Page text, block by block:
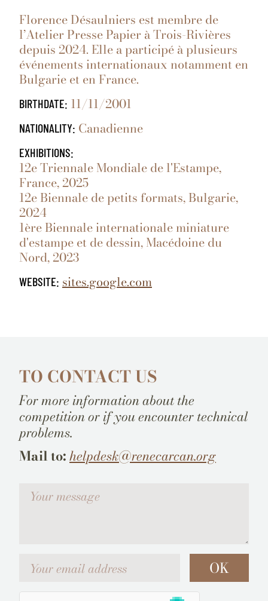
Florence Désaulniers est membre de
l’Atelier Presse Papier à Trois-Rivières
depuis 2024. Elle a participé à plusieurs
événements internationaux notamment en
Bulgarie et en France.
BIRTHDATE: 11/11/2001
NATIONALITY: Canadienne
EXHIBITIONS:
12e Triennale Mondiale de l'Estampe,
France, 2025
12e Biennale de petits formats, Bulgarie,
2024
1ère Biennale internationale miniature
d'estampe et de dessin, Macédoine du
Nord, 2023
WEBSITE: sites.google.com
TO CONTACT US
For more information about the
competition or if you encounter technical
problems.
Mail to:helpdesk@renecarcan.org
Votre message
OK